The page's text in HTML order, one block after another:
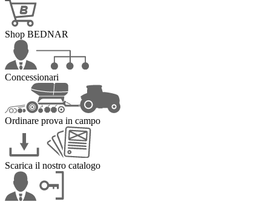
Shop BEDNAR
Concessionari
Ordinare prova in campo
Scarica il nostro catalogo